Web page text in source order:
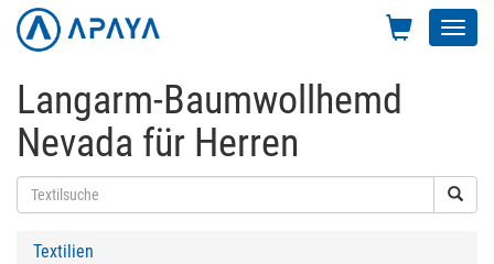
Langarm-Baumwollhemd
Nevada für Herren
Textilien